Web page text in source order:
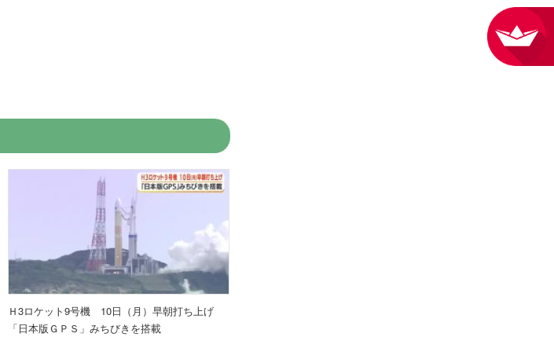
Ｈ3ロケット9号機 10日（月）早朝打ち上げ
「日本版ＧＰＳ」みちびきを搭載